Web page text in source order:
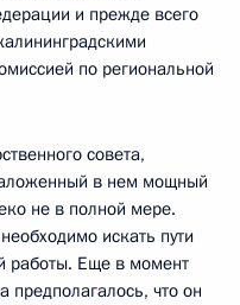
и прежде всего
по региональной
совета,
в нем мощный
не в полной мере.
искать пути
работы. Еще в момент
предполагалось, что он